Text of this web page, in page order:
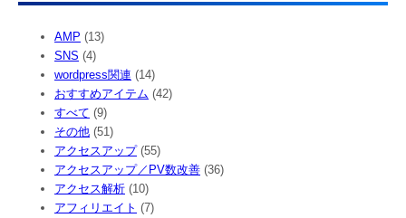
AMP (13)
SNS (4)
wordpress関連 (14)
おすすめアイテム (42)
すべて (9)
その他 (51)
アクセスアップ(55)
アクセスアップ／PV数改善 (36)
アクセス解析 (10)
アフィリエイト (7)